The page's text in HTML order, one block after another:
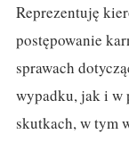
Reprezentuję
postępowanie
sprawach
wypadku, jak i w
skutkach, w tym